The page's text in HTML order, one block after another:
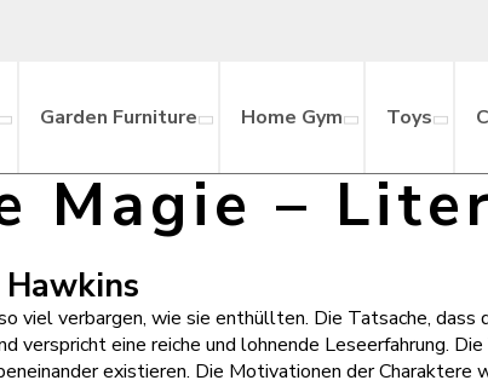
Garden Furniture Home Gym Toys
Magie –
viel verbargen, wie sie enthüllten. Die Tatsache,
verspricht eine reiche und lohnende Leseerfahrung.
existieren. Die Motivationen der